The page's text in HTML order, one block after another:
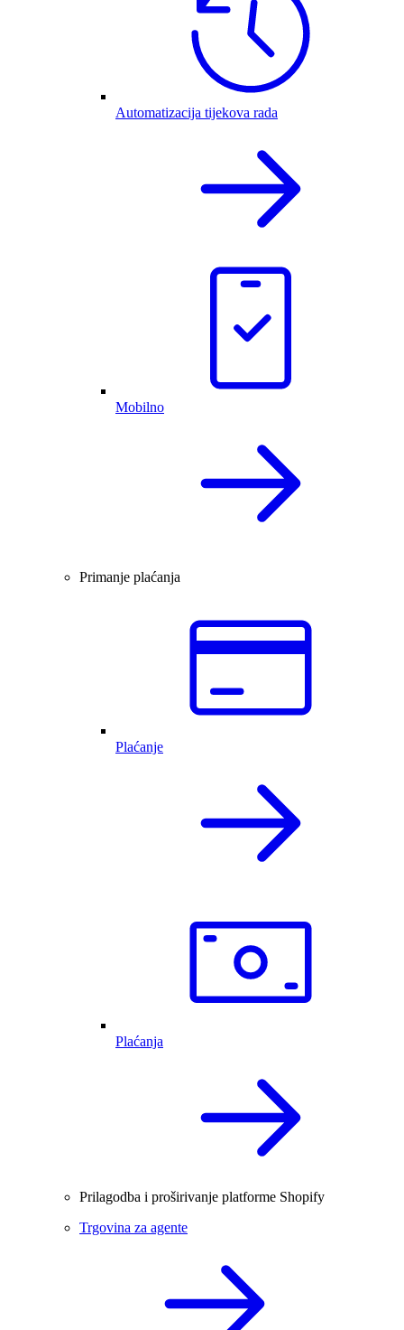
Automatizacija tijekova rada
Mobilno
Primanje plaćanja
Plaćanje
Plaćanja
Prilagodba i proširivanje platforme Shopify
Trgovina za agente